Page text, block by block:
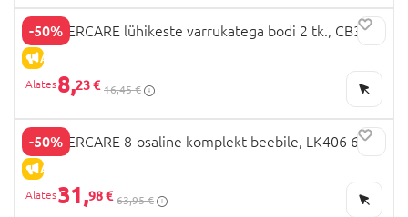
-50%
ALLAHINDLUS
MOTHERCARE lühikeste varrukatega bodi 2 tk., CB387
98
8,23 € 16,45 €
-50%
ALLAHINDLUS
MOTHERCARE 8-osaline komplekt beebile, LK406 62
31,98 € 63,95 €